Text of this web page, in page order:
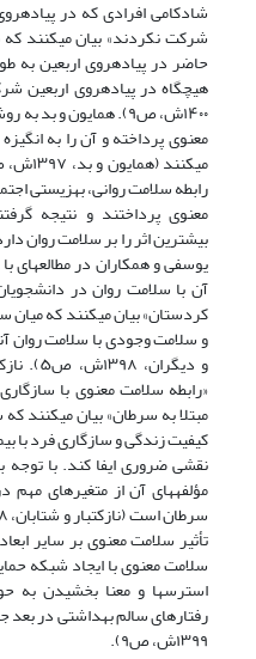
شادکامی افرادی که در
شرکت نکردند» بیان میکنند
حاضر در پیادهروی اربعین به
هیچگاه در پیادهروی اربعین
۱۴۰۰ش، ص۹) . همایون و بد به
معنوی پرداخته و آن را به
میکنند(همایون و بد، ۱۳۹۷ش، ص۱۸
رابطه سلامت روانی، بهزیستی
معنوی پرداختند و نتیجه
بیشترین اثر را بر سلامت روان
یوسفی و همکاران در مطالعهای
آن با سلامت روان در
کردستان» بیان میکنند که
و سلامت وجودی با سلامت روان
و دیگران، ۱۳۹۸ش، ص۵) .
«رابطه سلامت معنوی با
مبتلا به سرطان» بیان میکنند
کیفیت زندگی و سازگاری فرد با
نقشی ضروری ایفا کند. با توجه
مؤلفههای آن از متغیرهای مهم
سرطان است(نازکتبارو شتابان، ۱۳۹۸ش، ص۸)
تأثیر سلامت معنوی بر سایر
سلامت معنوی با ایجاد شبکه
استرسها و معنا بخشیدن به
رفتارهای سالم بهداشتی در بعد
۱۳۹۹ش، ص۹)
.